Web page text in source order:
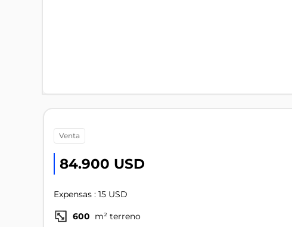
venta
84.900 USD
Expensas : 15 USD
600 m² terreno